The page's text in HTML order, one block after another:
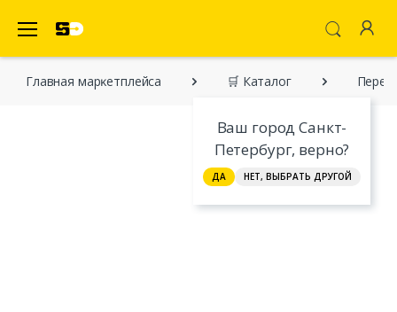
Ваш город Санкт-
Петербург, верно?
ДА НЕТ, ВЫБРАТЬ ДРУГОЙ
Главная марĸетплейса 🛒 Каталог